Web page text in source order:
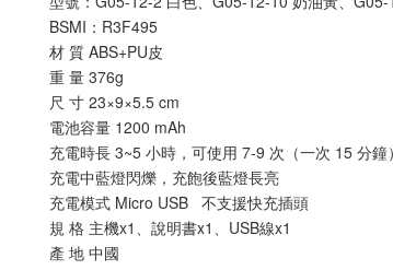
BSMI：R3F495
材 質 ABS+PU皮
重 量 376g
尺 寸 23×9×5.5 cm
電池容量 1200 mAh
充電時長 3~5 小時，可使用 7-9 次（一次 15 分鐘）
充電中藍燈閃爍，充飽後藍燈長亮
充電模式 Micro USB 不支援快充插頭
規 格 主機x1、說明書x1、USB線x1
產 地 中國